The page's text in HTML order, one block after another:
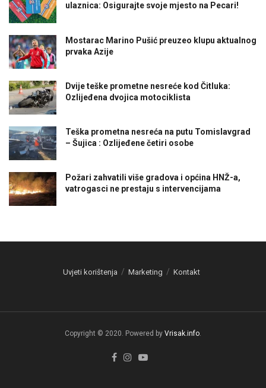
ulaznica: Osigurajte svoje mjesto na Pecari!
Mostarac Marino Pušić preuzeo klupu aktualnog
prvaka Azije
Dvije teške prometne nesreće kod Čitluka:
Ozlijeđena dvojica motociklista
Teška prometna nesreća na putu Tomislavgrad
– Šujica : Ozlijeđene četiri osobe
Požari zahvatili više gradova i općina HNŽ-a,
vatrogasci ne prestaju s intervencijama
Uvjeti korištenja Marketing Kontakt
Copyright © 2020. Powered by Vrisak.info.